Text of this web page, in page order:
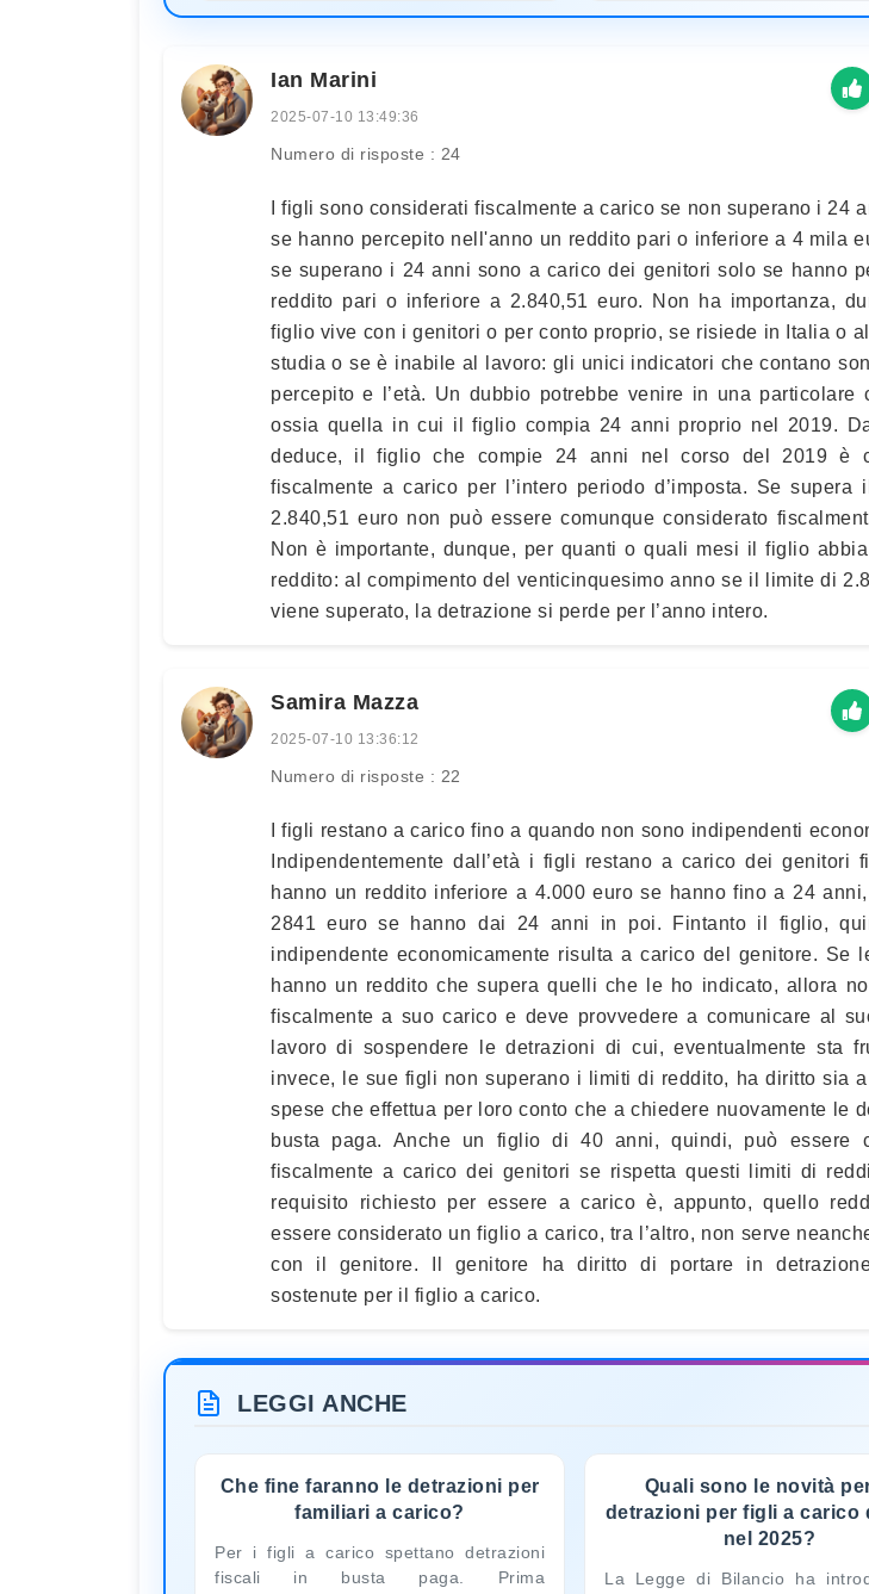
Ian Marini
2025-07-10 13:49:36
Numero di risposte : 24
I figli sono considerati fiscalmente a carico se non superano i 24
se hanno percepito nell'anno un reddito pari o inferiore a 4 mila
se superano i 24 anni sono a carico dei genitori solo se hanno
reddito pari o inferiore a 2.840,51 euro. Non ha importanza,
figlio vive con i genitori o per conto proprio, se risiede in Italia o
studia o se è inabile al lavoro: gli unici indicatori che contano
percepito e l’età. Un dubbio potrebbe venire in una particolare
ossia quella in cui il figlio compia 24 anni proprio nel 2019.
deduce, il figlio che compie 24 anni nel corso del 2019 è
fiscalmente a carico per l’intero periodo d’imposta. Se supera
2.840,51 euro non può essere comunque considerato
Non è importante, dunque, per quanti o quali mesi il figlio abbia
reddito: al compimento del venticinquesimo anno se il limite di
viene superato, la detrazione si perde per l’anno intero.
Samira Mazza
2025-07-10 13:36:12
Numero di risposte : 22
I figli restano a carico fino a quando non sono indipendenti
Indipendentemente dall’età i figli restano a carico dei genitori
hanno un reddito inferiore a 4.000 euro se hanno fino a 24
2841 euro se hanno dai 24 anni in poi. Fintanto il figlio,
indipendente economicamente risulta a carico del genitore. Se
hanno un reddito che supera quelli che le ho indicato, allora
fiscalmente a suo carico e deve provvedere a comunicare al
lavoro di sospendere le detrazioni di cui, eventualmente sta
invece, le sue figli non superano i limiti di reddito, ha diritto sia
spese che effettua per loro conto che a chiedere nuovamente le
busta paga. Anche un figlio di 40 anni, quindi, può essere
fiscalmente a carico dei genitori se rispetta questi limiti di
requisito richiesto per essere a carico è, appunto, quello
essere considerato un figlio a carico, tra l’altro, non serve
con il genitore. Il genitore ha diritto di portare in
sostenute per il figlio a carico.
LEGGI ANCHE
Che fine faranno le detrazioni per
familiari a carico?
Per i figli a carico spettano detrazioni
fiscali in busta paga. Prima
Quali sono le novità
detrazioni per figli a carico
nel 2025?
La Legge di Bilancio ha